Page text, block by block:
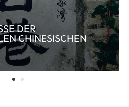
DER
CHINESISCHEN